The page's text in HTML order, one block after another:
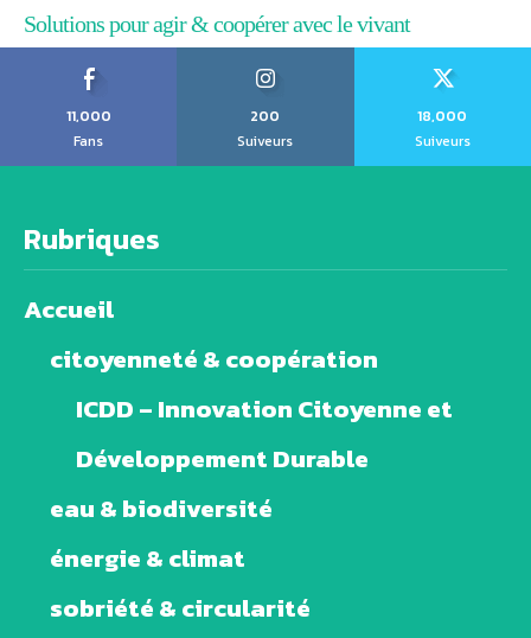
Solutions pour agir & coopérer avec le vivant
11,000
Fans
200
Suiveurs
18,000
Suiveurs
Rubriques
Accueil
citoyenneté & coopération
ICDD – Innovation Citoyenne et
Développement Durable
eau & biodiversité
énergie & climat
sobriété & circularité